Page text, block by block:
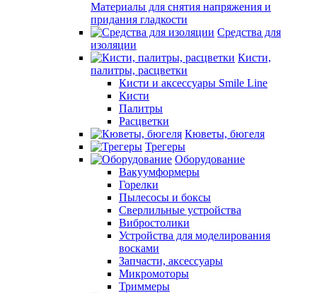
Материалы для снятия напряжения и
придания гладкости
Средства для
изоляции
Кисти,
палитры, расцветки
Кисти и аксессуары Smile Line
Кисти
Палитры
Расцветки
Кюветы, бюгеля
Трегеры
Оборудование
Вакуумформеры
Горелки
Пылесосы и боксы
Сверлильные устройства
Вибростолики
Устройства для моделирования
восками
Запчасти, аксессуары
Микромоторы
Триммеры